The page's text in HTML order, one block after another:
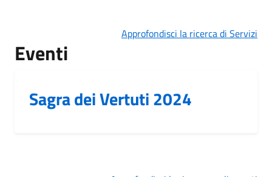
Approfondisci la ricerca di Servizi
Eventi
Sagra dei Vertuti 2024